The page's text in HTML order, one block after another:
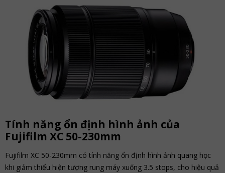
Tính năng ổn định hình ảnh của
Fujifilm XC 50-230mm
Fujifilm XC 50-230mm có tính năng ổn định hình ảnh quang học
khi giảm thiểu hiện tượng rung máy xuống 3.5 stops, cho hiệu quả